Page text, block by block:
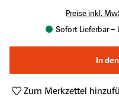
Preise inkl.
Sofort Lieferbar –
In
Zum Merkzettel